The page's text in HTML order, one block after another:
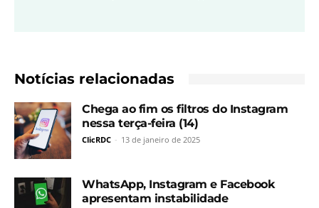
Notícias relacionadas
Chega ao fim os filtros do Instagram
nessa terça-feira (14)
ClicRDC - 13 de janeiro de 2025
WhatsApp, Instagram e Facebook
apresentam instabilidade